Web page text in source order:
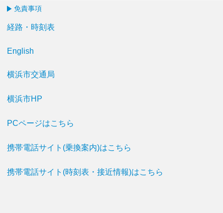
免責事項
経路・時刻表
English
横浜市交通局
横浜市HP
PCページはこちら
携帯電話サイト(乗換案内)はこちら
携帯電話サイト(時刻表・接近情報)はこちら